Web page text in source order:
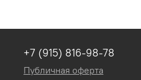
+7 (915) 816-98-78
Публичная оферта